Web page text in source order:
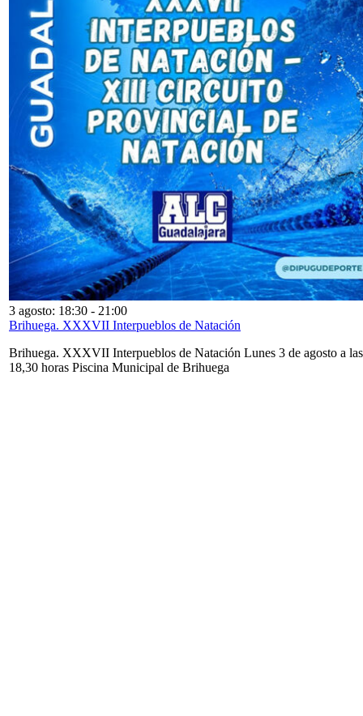
3 agosto: 18:30 - 21:00
Brihuega. XXXVII Interpueblos de Natación
Brihuega. XXXVII Interpueblos de Natación Lunes 3 de agosto a las
18,30 horas Piscina Municipal de Brihuega